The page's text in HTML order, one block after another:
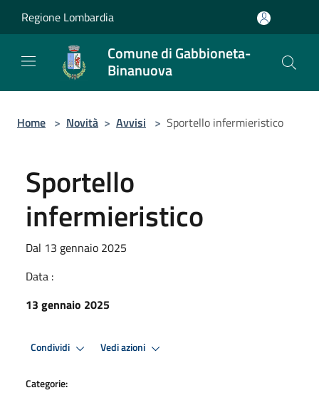
Regione Lombardia
Comune di Gabbioneta-
Binanuova
Home > Novità > Avvisi > Sportello infermieristico
Sportello
infermieristico
Dal 13 gennaio 2025
Data :
13 gennaio 2025
Condividi Vedi azioni
Categorie: